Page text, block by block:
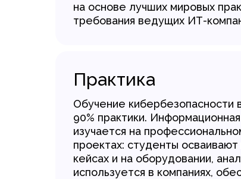
на основе лучших мировых
требования ведущих ИТ-
Практика
Обучение
90% практики.
изучается на
проектах: студенты
кейсах и на оборудовании,
используется в компаниях,